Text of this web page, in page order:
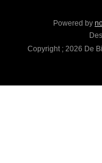
Powered by
Copyright ; 2026 De